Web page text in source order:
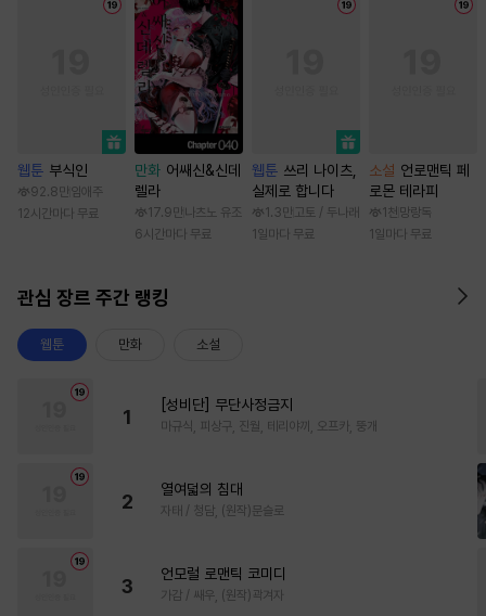
웹툰 부식인
92.8만 임애주
12시간마다 무료
만화 어쌔신&신데
렐라
17.9만 나츠노 유조
6시간마다 무료
웹툰 쓰리 나이츠,
실제로 합니다
1.3만 고토 / 두나래
1일마다 무료
소설 언로맨틱 페
로몬 테라피
1천 망랑독
1일마다 무료
관심 장르 주간 랭킹
웹툰 만화 소설
1
[성비단] 무단사정금지
마규식, 피상구, 진월, 테리야끼, 오프카, 뚱개
2
열여덟의 침대
자태 / 청담, (원작)문슬로
3
언모럴 로맨틱 코미디
가감 / 쌔우, (원작)곽겨자